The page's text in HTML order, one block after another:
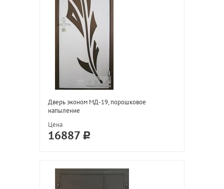
Дверь эконом МД-19, порошковое
напыление
Цена
16887